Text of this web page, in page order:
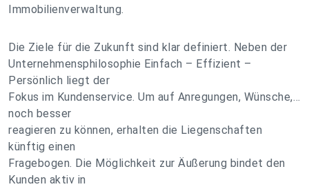
Immobilienverwaltung.
Die Ziele für die Zukunft sind klar definiert. Neben der
Unternehmensphilosophie Einfach – Effizient –
Persönlich liegt der
Fokus im Kundenservice. Um auf Anregungen, Wünsche,…
noch besser
reagieren zu können, erhalten die Liegenschaften
künftig einen
Fragebogen. Die Möglichkeit zur Äußerung bindet den
Kunden aktiv in